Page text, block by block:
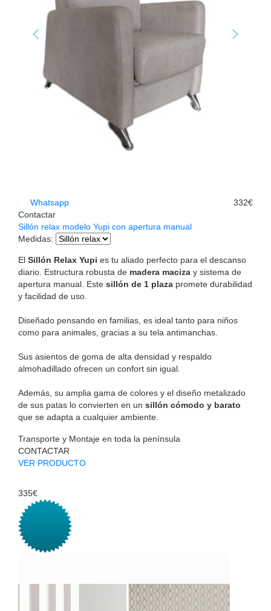
Whatsapp
Contactar
332€
Sillón relax modelo Yupi con apertura manual
Medidas:
El Sillón Relax Yupi es tu aliado perfecto para el descanso
diario. Estructura robusta de madera maciza y sistema de
apertura manual. Este sillón de 1 plaza promete durabilidad
y facilidad de uso.
Diseñado pensando en familias, es ideal tanto para niños
como para animales, gracias a su tela antimanchas.
Sus asientos de goma de alta densidad y respaldo
almohadillado ofrecen un confort sin igual.
Además, su amplia gama de colores y el diseño metalizado
de sus patas lo convierten en un sillón cómodo y barato
que se adapta a cualquier ambiente.
Transporte y Montaje en toda la península
CONTACTAR
VER PRODUCTO
335€